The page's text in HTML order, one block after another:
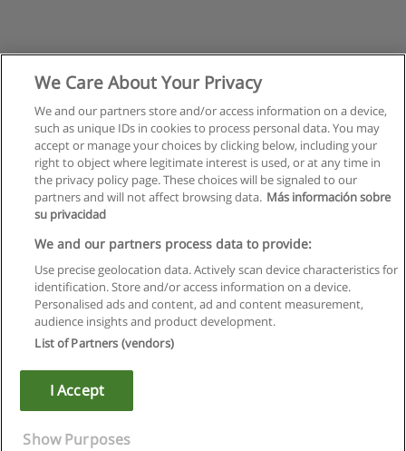
Regulamin
Polityka ochrony danych osobowych
Copyright © Educaedu Business S.L. - CIF : B-95610580: -
We Care About Your Privacy
We and our partners store and/or access information on a device,
such as unique IDs in cookies to process personal data. You may
accept or manage your choices by clicking below, including your
right to object where legitimate interest is used, or at any time in
the privacy policy page. These choices will be signaled to our
partners and will not affect browsing data. Más información sobre
su privacidad
We and our partners process data to provide:
Use precise geolocation data. Actively scan device characteristics for
identification. Store and/or access information on a device.
Personalised ads and content, ad and content measurement,
audience insights and product development.
List of Partners (vendors)
I Accept
Show Purposes